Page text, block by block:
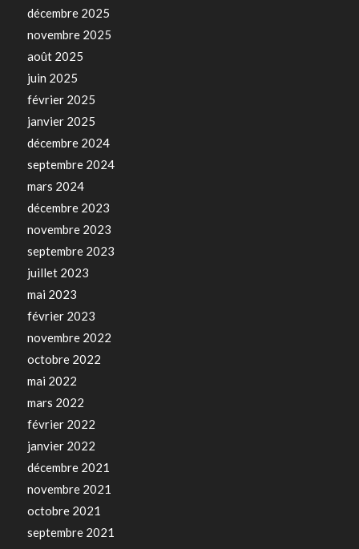
décembre 2025
novembre 2025
août 2025
juin 2025
février 2025
janvier 2025
décembre 2024
septembre 2024
mars 2024
décembre 2023
novembre 2023
septembre 2023
juillet 2023
mai 2023
février 2023
novembre 2022
octobre 2022
mai 2022
mars 2022
février 2022
janvier 2022
décembre 2021
novembre 2021
octobre 2021
septembre 2021